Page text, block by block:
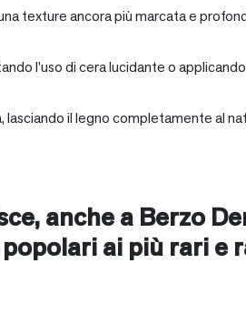
texture ancora più marcata e
l’uso di cera lucidante o
lasciando il legno completamente al
anche a Berzo
ai più rari e